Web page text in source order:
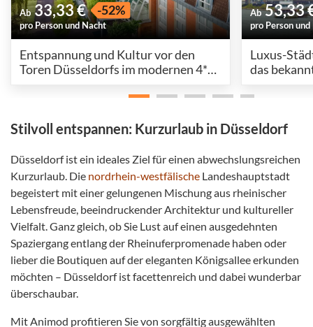
Ab 33,33 € -52%
pro Person und Nacht
Entspannung und Kultur vor den
Toren Düsseldorfs im modernen 4*
Ab 53,33
pro Person
Luxus-
das
Stilvoll entspannen: Kurzurlaub in Düsseldorf
Düsseldorf ist ein ideales Ziel für einen abwechslungsreichen
Kurzurlaub. Die nordrhein-westfälische Landeshauptstadt
begeistert mit einer gelungenen Mischung aus rheinischer
Lebensfreude, beeindruckender Architektur und kultureller
Vielfalt. Ganz gleich, ob Sie Lust auf einen ausgedehnten
Spaziergang entlang der Rheinuferpromenade haben oder
lieber die Boutiquen auf der eleganten Königsallee erkunden
möchten – Düsseldorf ist facettenreich und dabei wunderbar
überschaubar.
Mit Animod profitieren Sie von sorgfältig ausgewählten